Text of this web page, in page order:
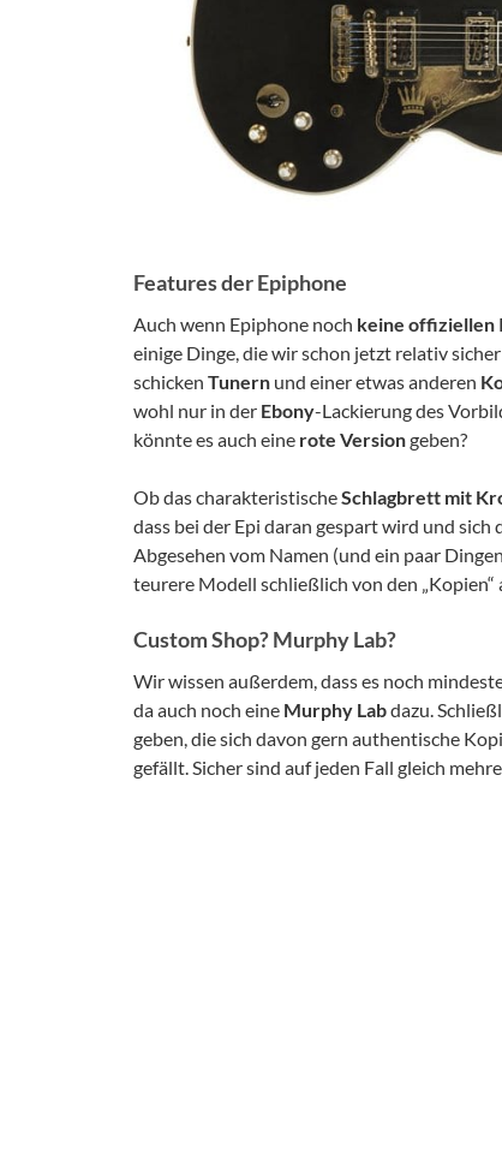
Features der Epiphone
Auch wenn Epiphone noch keine offiziellen
einige Dinge, die wir schon jetzt relativ
schicken Tunern und einer etwas anderen
wohl nur in der Ebony-Lackierung des
könnte es auch eine rote Versiongeben?
Ob das charakteristischeSchlagbrett mit
dass bei der Epi daran gespart wird und sich
Abgesehen vom Namen (und ein paar
teurere Modell schließlich von den „Kopien“
Custom Shop? Murphy Lab?
Wir wissen außerdem, dass es noch
da auch noch eine Murphy Labdazu.
geben, die sich davon gern authentische
gefällt. Sicher sind auf jeden Fall gleich